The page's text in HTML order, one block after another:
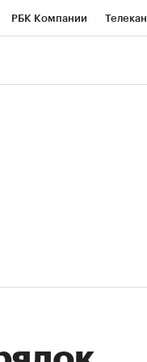
РБК Компании